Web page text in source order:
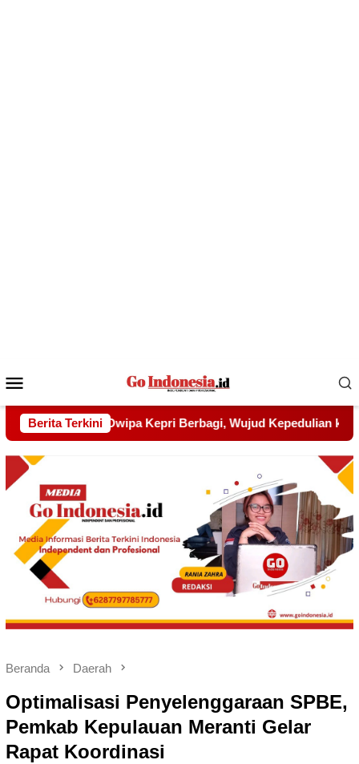
Mobile
Berita Terkini
Kepedulian kepada Pondok Tahfidz Yatim dan Dhuafa Al-
Beranda Daerah
Optimalisasi Penyelenggaraan SPBE,
Pemkab Kepulauan Meranti Gelar
Rapat Koordinasi